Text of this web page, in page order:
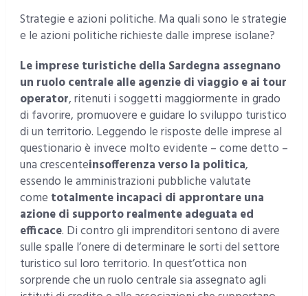
Strategie e azioni politiche. Ma quali sono le strategie
e le azioni politiche richieste dalle imprese isolane?
Le imprese turistiche della Sardegna assegnano
un ruolo centrale alle agenzie di viaggio e ai tour
operator, ritenuti i soggetti maggiormente in grado
di favorire, promuovere e guidare lo sviluppo turistico
di un territorio. Leggendo le risposte delle imprese al
questionario è invece molto evidente – come detto –
una crescenteinsofferenza verso la politica,
essendo le amministrazioni pubbliche valutate
come totalmente incapaci di approntare una
azione di supporto realmente adeguata ed
efficace. Di contro gli imprenditori sentono di avere
sulle spalle l’onere di determinare le sorti del settore
turistico sul loro territorio. In quest’ottica non
sorprende che un ruolo centrale sia assegnato agli